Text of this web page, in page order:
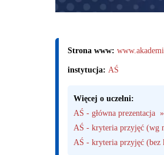
Strona www:
instytucja: AŚ
Więcej o uczelni:
AŚ - główna prezentacja  »
AŚ - kryteria przyjęć (wg
AŚ - kryteria przyjęć